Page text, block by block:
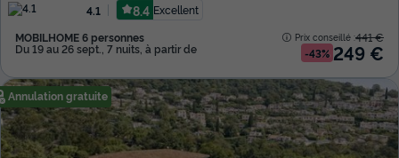
4.1
8.4 Excellent
MOBILHOME 6 personnes
Du 19 au 26 sept., 7 nuits, à partir de
Prix conseillé :441 €
-43% 249 €
Annulation gratuite